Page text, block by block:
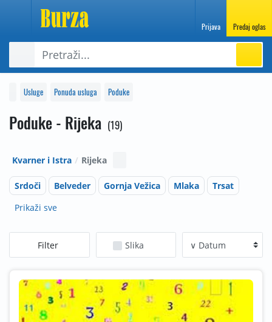
Prijava Predaj oglas
Usluge Ponuda usluga Poduke
Poduke - Rijeka 19
Kvarner i Istra Rijeka
Srdoči Belveder Gornja Vežica Mlaka
Trsat
Prikaži sve
Filter Slika